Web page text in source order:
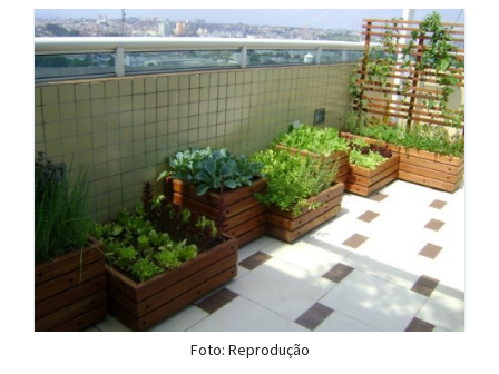
Foto: Reprodução